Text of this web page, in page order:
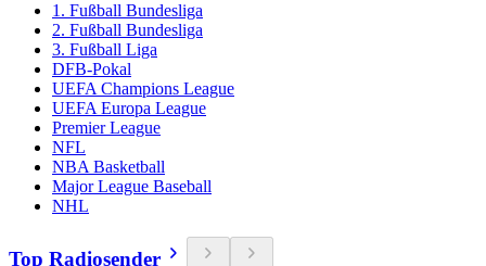
1. Fußball Bundesliga
2. Fußball Bundesliga
3. Fußball Liga
DFB-Pokal
UEFA Champions League
UEFA Europa League
Premier League
NFL
NBA Basketball
Major League Baseball
NHL
Top Radiosender